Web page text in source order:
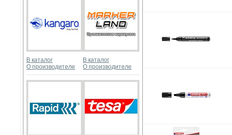
В каталог
О производителе
В каталог
О производителе